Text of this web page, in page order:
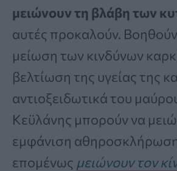
μειώνουν τη βλάβη των
αυτές προκαλούν.
μείωση των κινδύνων
βελτίωση της υγείας της
αντιοξειδωτικά του
Κεϋλάνης μπορούν να
εμφάνιση
επομένως μειώνουν τον